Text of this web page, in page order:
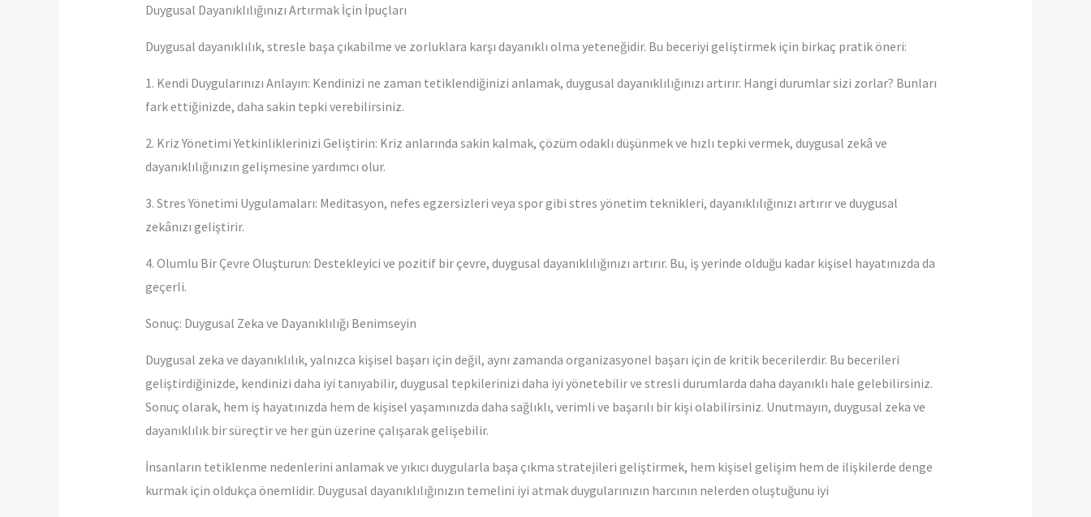
Duygusal Dayanıklılığınızı Artırmak İçin İpuçları
Duygusal dayanıklılık, stresle başa çıkabilme ve zorluklara karşı dayanıklı olma yeteneğidir. Bu beceriyi geliştirmek için birkaç pratik öneri:
1. Kendi Duygularınızı Anlayın: Kendinizi ne zaman tetiklendiğinizi anlamak, duygusal dayanıklılığınızı artırır. Hangi durumlar sizi zorlar? Bunları
fark ettiğinizde, daha sakin tepki verebilirsiniz.
2. Kriz Yönetimi Yetkinliklerinizi Geliştirin: Kriz anlarında sakin kalmak, çözüm odaklı düşünmek ve hızlı tepki vermek, duygusal zekâ ve
dayanıklılığınızın gelişmesine yardımcı olur.
3. Stres Yönetimi Uygulamaları: Meditasyon, nefes egzersizleri veya spor gibi stres yönetim teknikleri, dayanıklılığınızı artırır ve duygusal
zekânızı geliştirir.
4. Olumlu Bir Çevre Oluşturun: Destekleyici ve pozitif bir çevre, duygusal dayanıklılığınızı artırır. Bu, iş yerinde olduğu kadar kişisel hayatınızda da
geçerli.
Sonuç: Duygusal Zeka ve Dayanıklılığı Benimseyin
Duygusal zeka ve dayanıklılık, yalnızca kişisel başarı için değil, aynı zamanda organizasyonel başarı için de kritik becerilerdir. Bu becerileri
geliştirdiğinizde, kendinizi daha iyi tanıyabilir, duygusal tepkilerinizi daha iyi yönetebilir ve stresli durumlarda daha dayanıklı hale gelebilirsiniz.
Sonuç olarak, hem iş hayatınızda hem de kişisel yaşamınızda daha sağlıklı, verimli ve başarılı bir kişi olabilirsiniz. Unutmayın, duygusal zeka ve
dayanıklılık bir süreçtir ve her gün üzerine çalışarak gelişebilir.
İnsanların tetiklenme nedenlerini anlamak ve yıkıcı duygularla başa çıkma stratejileri geliştirmek, hem kişisel gelişim hem de ilişkilerde denge
kurmak için oldukça önemlidir. Duygusal dayanıklılığınızın temelini iyi atmak duygularınızın harcının nelerden oluştuğunu iyi